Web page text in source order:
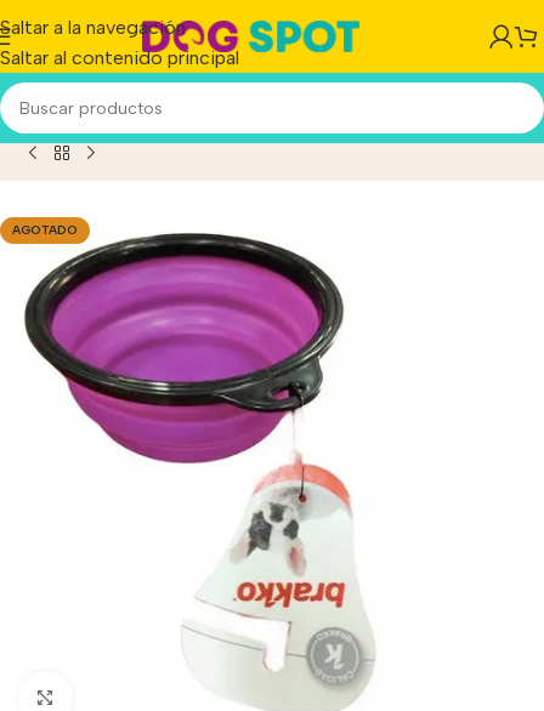
Saltar a la navegación
Saltar al contenido principal
Perros Gatos Plegable Silicona 0.35 L 11cm Diametro
AGOTADO
Haga clic para ampliar